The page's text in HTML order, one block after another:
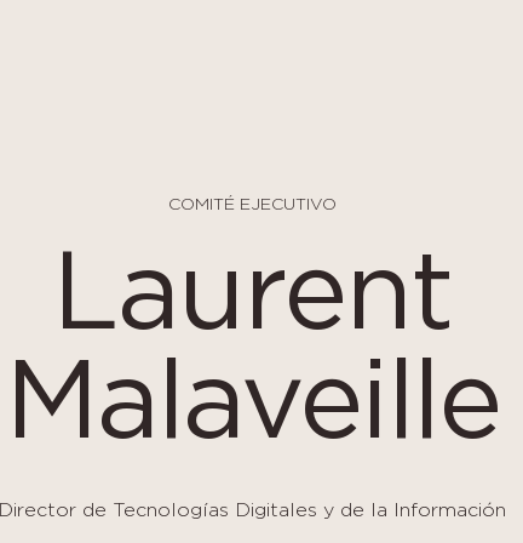
COMITÉ EJECUTIVO
Laurent
Malaveille
Director de Tecnologías Digitales y de la Información